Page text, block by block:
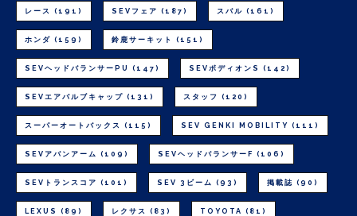
レース (191) SEVフェア (187) スバル (161)
ホンダ (159) 鈴鹿サーキット (151)
SEVヘッドバランサーPU (147) SEVボディオンS (142)
SEVエアバルブキャップ (131) スタッフ (120)
スーパーオートバックス (115) SEV GENKI MOBILITY (111)
SEVアバンアーム (109) SEVヘッドバランサーF (106)
SEVトランスコア (101) SEV 3ビーム (93) 掲載誌 (90)
LEXUS (89) レクサス (83) TOYOTA (81)